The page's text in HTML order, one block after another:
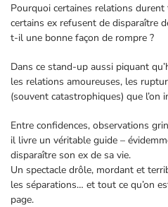
Pourquoi certaines relations
certains ex refusent de disparaître
t-il une bonne façon de rompre ?
Dans ce stand-up aussi piquant
les relations amoureuses, les
(souvent catastrophiques) que l’on
Entre confidences, observations
il livre un véritable guide –
disparaître son ex de sa vie.
Un spectacle drôle, mordant et
les séparations… et tout ce qu’on
page.